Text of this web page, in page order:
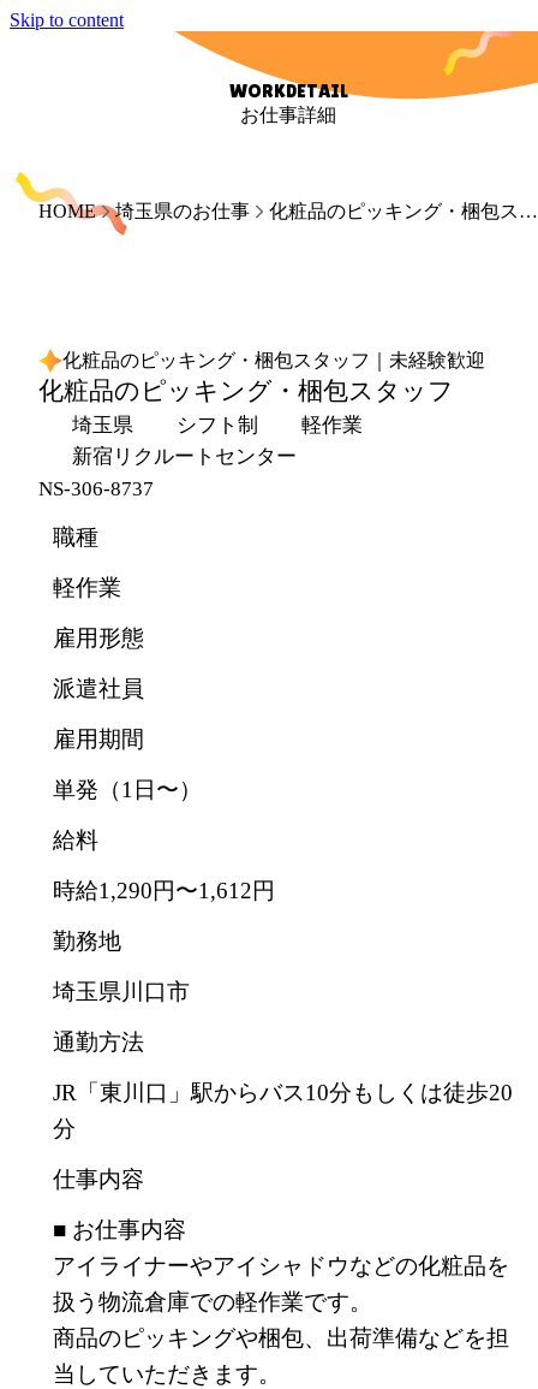
Skip to content
WORKDETAIL
お仕事詳細
HOME 埼玉県のお仕事 化粧品のピッキング・梱包スタッフ｜未経験歓迎
化粧品のピッキング・梱包スタッフ｜未経験歓迎
化粧品のピッキング・梱包スタッフ
埼玉県 シフト制
軽作業
新宿リクルートセンター
NS-306-8737
職種
軽作業
雇用形態
派遣社員
雇用期間
単発（1日〜）
給料
時給1,290円〜1,612円
勤務地
埼玉県川口市
通勤方法
JR「東川口」駅からバス10分もしくは徒歩20
分
仕事内容
■ お仕事内容
アイライナーやアイシャドウなどの化粧品を
扱う物流倉庫での軽作業です。
商品のピッキングや梱包、出荷準備などを担
当していただきます。